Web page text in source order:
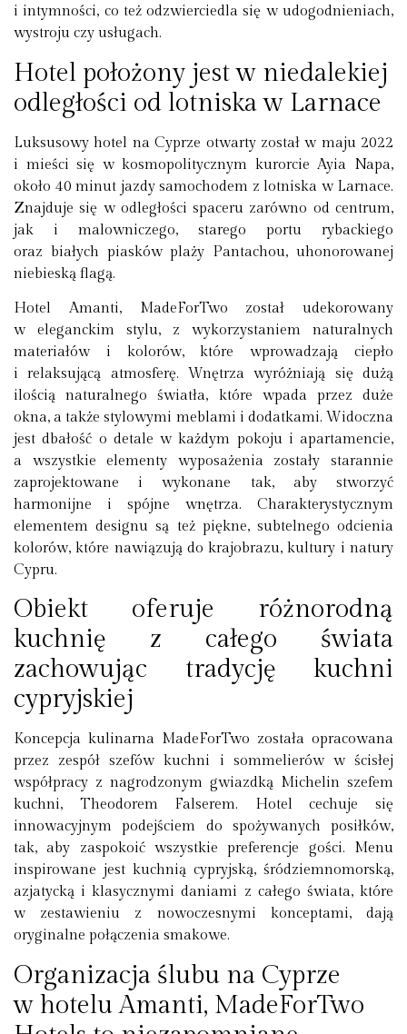
i intymności, co też odzwierciedla się w udogodnieniach,
wystroju czy usługach.
Hotel położony jest w niedalekiej
odległości od lotniska w Larnace
Luksusowy hotel na Cyprze otwarty został w maju 2022
i mieści się w kosmopolitycznym kurorcie Ayia Napa,
około 40 minut jazdy samochodem z lotniska w Larnace.
Znajduje się w odległości spaceru zarówno od centrum,
jak i malowniczego, starego portu rybackiego
oraz białych piasków plaży Pantachou, uhonorowanej
niebieską flagą.
Hotel Amanti, MadeForTwo został udekorowany
w eleganckim stylu, z wykorzystaniem naturalnych
materiałów i kolorów, które wprowadzają ciepło
i relaksującą atmosferę. Wnętrza wyróżniają się dużą
ilością naturalnego światła, które wpada przez duże
okna, a także stylowymi meblami i dodatkami. Widoczna
jest dbałość o detale w każdym pokoju i apartamencie,
a wszystkie elementy wyposażenia zostały starannie
zaprojektowane i wykonane tak, aby stworzyć
harmonijne i spójne wnętrza. Charakterystycznym
elementem designu są też piękne, subtelnego odcienia
kolorów, które nawiązują do krajobrazu, kultury i natury
Cypru.
Obiekt oferuje różnorodną
kuchnię z całego świata
zachowując tradycję kuchni
cypryjskiej
Koncepcja kulinarna MadeForTwo została opracowana
przez zespół szefów kuchni i sommelierów w ścisłej
współpracy z nagrodzonym gwiazdką Michelin szefem
kuchni, Theodorem Falserem. Hotel cechuje się
innowacyjnym podejściem do spożywanych posiłków,
tak, aby zaspokoić wszystkie preferencje gości. Menu
inspirowane jest kuchnią cypryjską, śródziemnomorską,
azjatycką i klasycznymi daniami z całego świata, które
w zestawieniu z nowoczesnymi konceptami, dają
oryginalne połączenia smakowe.
Organizacja ślubu na Cyprze
w hotelu Amanti, MadeForTwo